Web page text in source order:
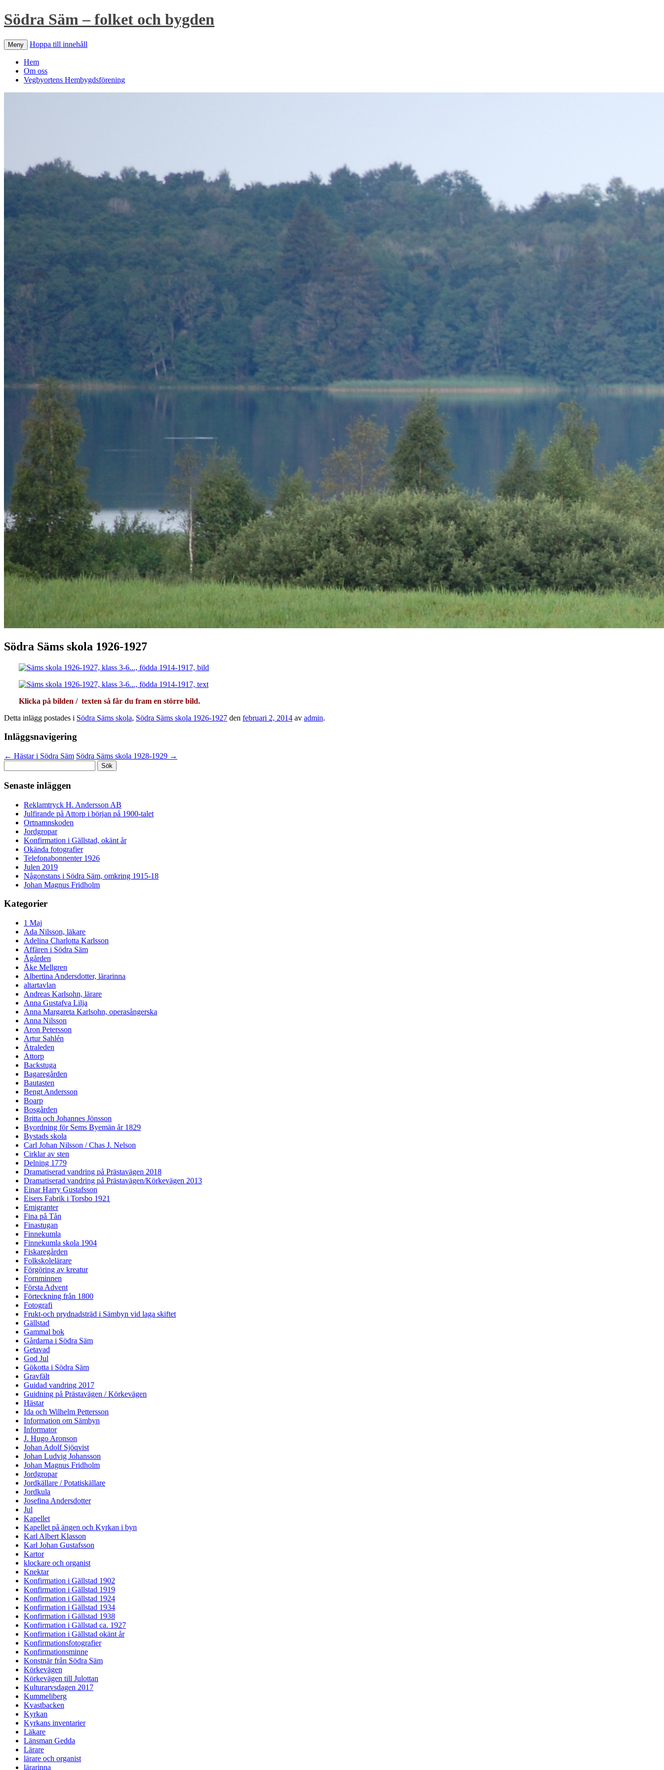
Södra Säm – folket och bygden
Meny Hoppa till innehåll
Hem
Om oss
Vegbyortens Hembygdsförening
Södra Säms skola 1926-1927
Klicka på bilden / texten så får du fram en större bild.
Detta inlägg postades i Södra Säms skola, Södra Säms skola 1926-1927 den februari 2, 2014 av admin.
Inläggsnavigering
← Hästar i Södra Säm Södra Säms skola 1928-1929 →
efter:
Senaste inläggen
Reklamtryck H. Andersson AB
Julfirande på Attorp i början på 1900-talet
Ortnamnskoden
Jordgropar
Konfirmation i Gällstad, okänt år
Okända fotografier
Telefonabonnenter 1926
Julen 2019
Någonstans i Södra Säm, omkring 1915-18
Johan Magnus Fridholm
Kategorier
1 Maj
Ada Nilsson, läkare
Adelina Charlotta Karlsson
Affären i Södra Säm
Ågården
Åke Mellgren
Albertina Andersdotter, lärarinna
altartavlan
Andreas Karlsohn, lärare
Anna Gustafva Lilja
Anna Margareta Karlsohn, operasångerska
Anna Nilsson
Aron Petersson
Artur Sahlén
Ätraleden
Attorp
Backstuga
Bagaregården
Bautasten
Bengt Andersson
Boarp
Bosgården
Britta och Johannes Jönsson
Byordning för Sems Byemän år 1829
Bystads skola
Carl Johan Nilsson / Chas J. Nelson
Cirklar av sten
Delning 1779
Dramatiserad vandring på Prästavägen 2018
Dramatiserad vandring på Prästavägen/Körkevägen 2013
Einar Harry Gustafsson
Eisers Fabrik i Torsbo 1921
Emigranter
Fina på Tån
Finastugan
Finnekumla
Finnekumla skola 1904
Fiskaregården
Folkskolelärare
Förgöring av kreatur
Fornminnen
Första Advent
Förteckning från 1800
Fotografi
Frukt-och prydnadsträd i Sämbyn vid laga skiftet
Gällstad
Gammal bok
Gårdarna i Södra Säm
Getavad
God Jul
Gökotta i Södra Säm
Gravfält
Guidad vandring 2017
Guidning på Prästavägen / Körkevägen
Hästar
Ida och Wilhelm Pettersson
Information om Sämbyn
Informator
J. Hugo Aronson
Johan Adolf Sjöqvist
Johan Ludvig Johansson
Johan Magnus Fridholm
Jordgropar
Jordkällare / Potatiskällare
Jordkula
Josefina Andersdotter
Jul
Kapellet
Kapellet på ängen och Kyrkan i byn
Karl Albert Klasson
Karl Johan Gustafsson
Kartor
klockare och organist
Knektar
Konfirmation i Gällstad 1902
Konfirmation i Gällstad 1919
Konfirmation i Gällstad 1924
Konfirmation i Gällstad 1934
Konfirmation i Gällstad 1938
Konfirmation i Gällstad ca. 1927
Konfirmation i Gällstad okänt år
Konfirmationsfotografier
Konfirmationsminne
Konstnär från Södra Säm
Körkevägen
Körkevägen till Julottan
Kulturarvsdagen 2017
Kummeliberg
Kvastbacken
Kyrkan
Kyrkans inventarier
Läkare
Länsman Gedda
Lärare
lärare och organist
lärarinna